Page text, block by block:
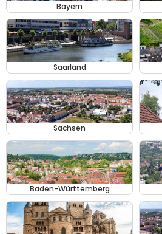
Bayern
Saarland
Sachsen
Baden-Württemberg